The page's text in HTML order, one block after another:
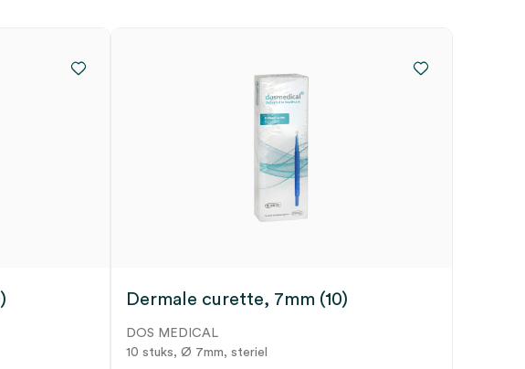
Dermale curette, 7mm (10)
DOS MEDICAL
10 stuks, Ø 7mm, steriel